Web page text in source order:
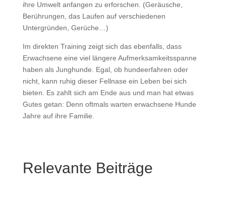
ihre Umwelt anfangen zu erforschen. (Geräusche,
Berührungen, das Laufen auf verschiedenen
Untergründen, Gerüche…)
Im direkten Training zeigt sich das ebenfalls, dass
Erwachsene eine viel längere Aufmerksamkeitsspanne
haben als Junghunde. Egal, ob hundeerfahren oder
nicht, kann ruhig dieser Fellnase ein Leben bei sich
bieten. Es zahlt sich am Ende aus und man hat etwas
Gutes getan: Denn oftmals warten erwachsene Hunde
Jahre auf ihre Familie.
Relevante Beiträge